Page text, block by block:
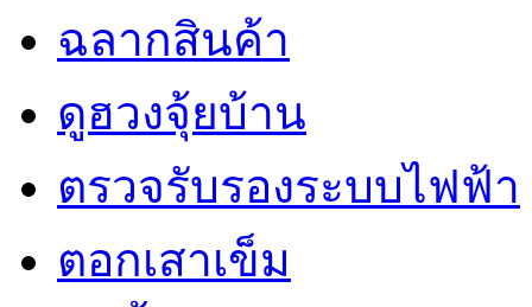
ฉลากสินค้า
ดูฮวงจุ้ยบ้าน
ตรวจรับรองระบบไฟฟ้า
ตอกเสาเข็ม